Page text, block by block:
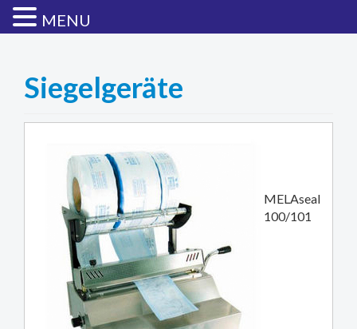
Siegelgeräte
MELAseal
100/101
MENU